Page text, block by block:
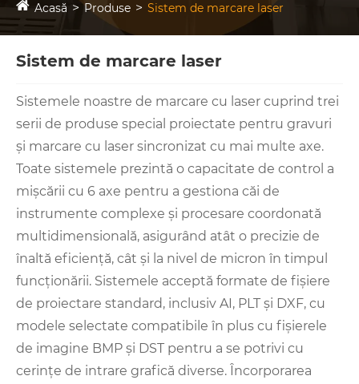
Acasă Produse Sistem de marcare laser
Sistem de marcare laser
Sistemele noastre de marcare cu laser cuprind trei
serii de produse special proiectate pentru gravuri
și marcare cu laser sincronizat cu mai multe axe.
Toate sistemele prezintă o capacitate de control a
mișcării cu 6 axe pentru a gestiona căi de
instrumente complexe și procesare coordonată
multidimensională, asigurând atât o precizie de
înaltă eficiență, cât și la nivel de micron în timpul
funcționării. Sistemele acceptă formate de fișiere
de proiectare standard, inclusiv AI, PLT și DXF, cu
modele selectate compatibile în plus cu fișierele
de imagine BMP și DST pentru a se potrivi cu
cerințe de intrare grafică diverse. Încorporarea